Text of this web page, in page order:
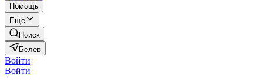
Помощь
Ещё
Поиск
Белев
Войти
Войти